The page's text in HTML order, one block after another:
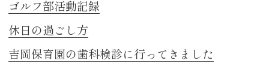
ゴルフ部活動記録
休日の過ごし方
吉岡保育園の歯科検診に行ってきました